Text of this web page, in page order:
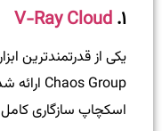
۱. V-Ray Cloud
یکی از قدرتمندترین
اسکچاپ سازگاری کامل